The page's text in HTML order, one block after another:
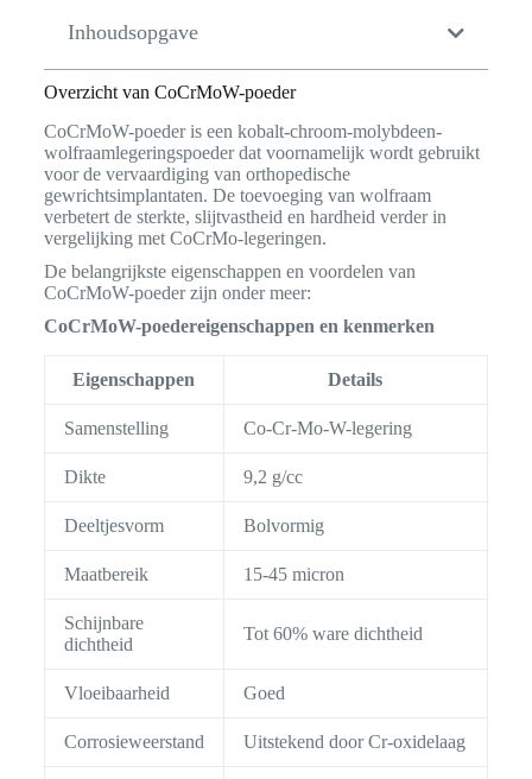
Inhoudsopgave
Overzicht van CoCrMoW-poeder
CoCrMoW-poeder is een kobalt-chroom-molybdeen-
wolfraamlegeringspoeder dat voornamelijk wordt gebruikt
voor de vervaardiging van orthopedische
gewrichtsimplantaten. De toevoeging van wolfraam
verbetert de sterkte, slijtvastheid en hardheid verder in
vergelijking met CoCrMo-legeringen.
De belangrijkste eigenschappen en voordelen van
CoCrMoW-poeder zijn onder meer:
CoCrMoW-poedereigenschappen en kenmerken
Eigenschappen Details
Samenstelling Co-Cr-Mo-W-legering
Dikte 9,2 g/cc
Deeltjesvorm Bolvormig
Maatbereik 15-45 micron
Schijnbare
dichtheid
Tot 60% ware dichtheid
Vloeibaarheid Goed
Corrosieweerstand Uitstekend door Cr-oxidelaag